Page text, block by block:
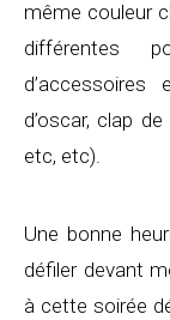
même couleur
différentes
d’oscar, clap
etc, etc).
Une bonne
défiler devant
à cette soirée